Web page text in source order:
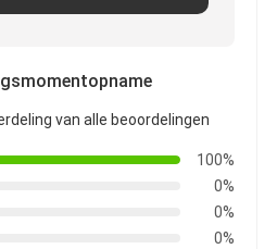
van alle beoordelingen
100%
0%
0%
0%